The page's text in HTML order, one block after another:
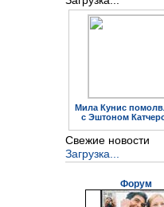
Мила Кунис
с Эштоном
Свежие новости
Загрузка...
Форум